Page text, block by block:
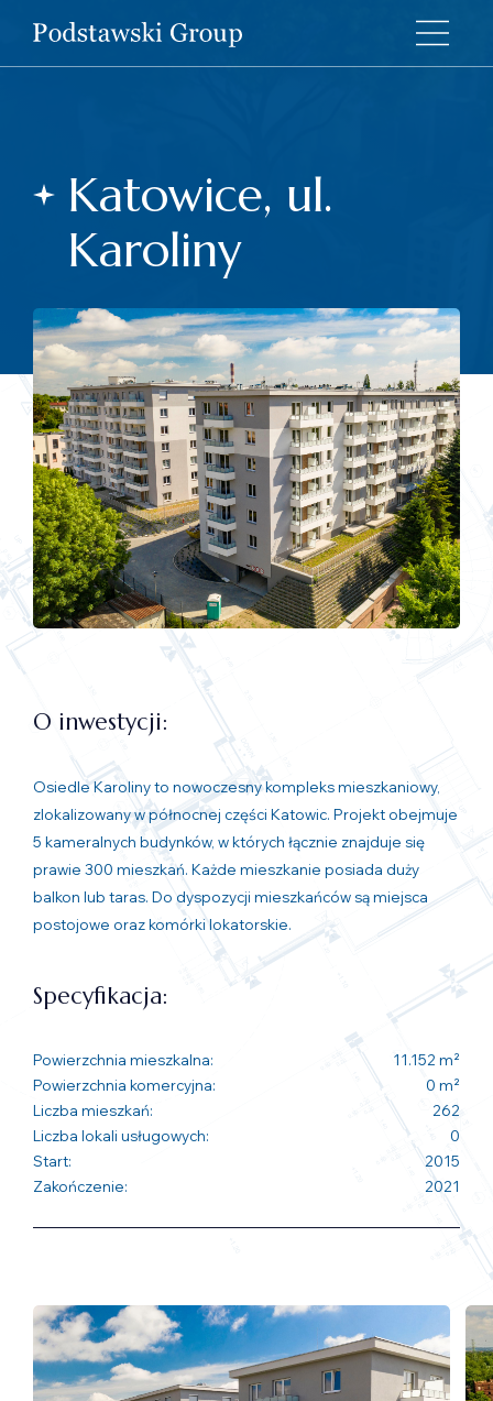
Katowice, ul.
Karoliny
O inwestycji:
Osiedle Karoliny to nowoczesny kompleks mieszkaniowy,
zlokalizowany w północnej części Katowic. Projekt obejmuje
5 kameralnych budynków, w których łącznie znajduje się
prawie 300 mieszkań. Każde mieszkanie posiada duży
balkon lub taras. Do dyspozycji mieszkańców są miejsca
postojowe oraz komórki lokatorskie.
Specyfikacja:
Powierzchnia mieszkalna:
11.152 m²
Powierzchnia komercyjna:
0 m²
Liczba mieszkań:
262
Liczba lokali usługowych:
0
Start:
2015
Zakończenie:
2021